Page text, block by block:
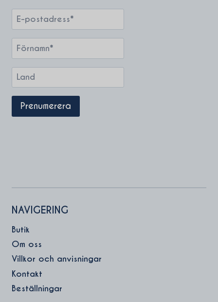
NAVIGERING
Butik
Om oss
Villkor och anvisningar
Kontakt
Beställningar